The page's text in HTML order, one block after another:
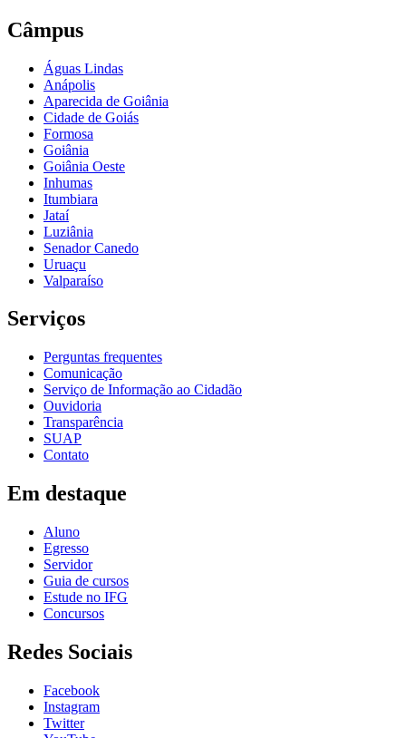
Câmpus
Águas Lindas
Anápolis
Aparecida de Goiânia
Cidade de Goiás
Formosa
Goiânia
Goiânia Oeste
Inhumas
Itumbiara
Jataí
Luziânia
Senador Canedo
Uruaçu
Valparaíso
Serviços
Perguntas frequentes
Comunicação
Serviço de Informação ao Cidadão
Ouvidoria
Transparência
SUAP
Contato
Em destaque
Aluno
Egresso
Servidor
Guia de cursos
Estude no IFG
Concursos
Redes Sociais
Facebook
Instagram
Twitter